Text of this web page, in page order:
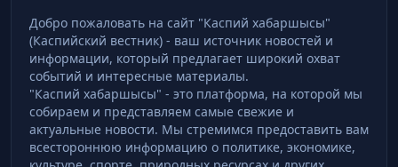
Добро пожаловать на сайт "Каспий хабаршысы"
(Каспийский вестник) - ваш источник новостей и
информации, который предлагает широкий охват
событий и интересные материалы.
"Каспий хабаршысы" - это платформа, на которой мы
собираем и представляем самые свежие и
актуальные новости. Мы стремимся предоставить вам
всестороннюю информацию о политике, экономике,